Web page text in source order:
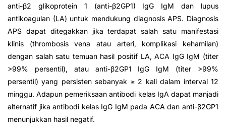
anti-β2 glikoprotein 1 (anti-β2GP1) IgG IgM dan lupus
antikoagulan (LA) untuk mendukung diagnosis APS. Diagnosis
APS dapat ditegakkan jika terdapat salah satu manifestasi
klinis (thrombosis vena atau arteri, komplikasi kehamilan)
dengan salah satu temuan hasil positif LA, ACA IgG IgM (titer
>99% persentil), atau anti-β2GP1 IgG IgM (titer >99%
persentil) yang persisten sebanyak ≥ 2 kali dalam interval 12
minggu. Adapun pemeriksaan antibodi kelas IgA dapat manjadi
alternatif jika antibodi kelas IgG IgM pada ACA dan anti-β2GP1
menunjukkan hasil negatif.